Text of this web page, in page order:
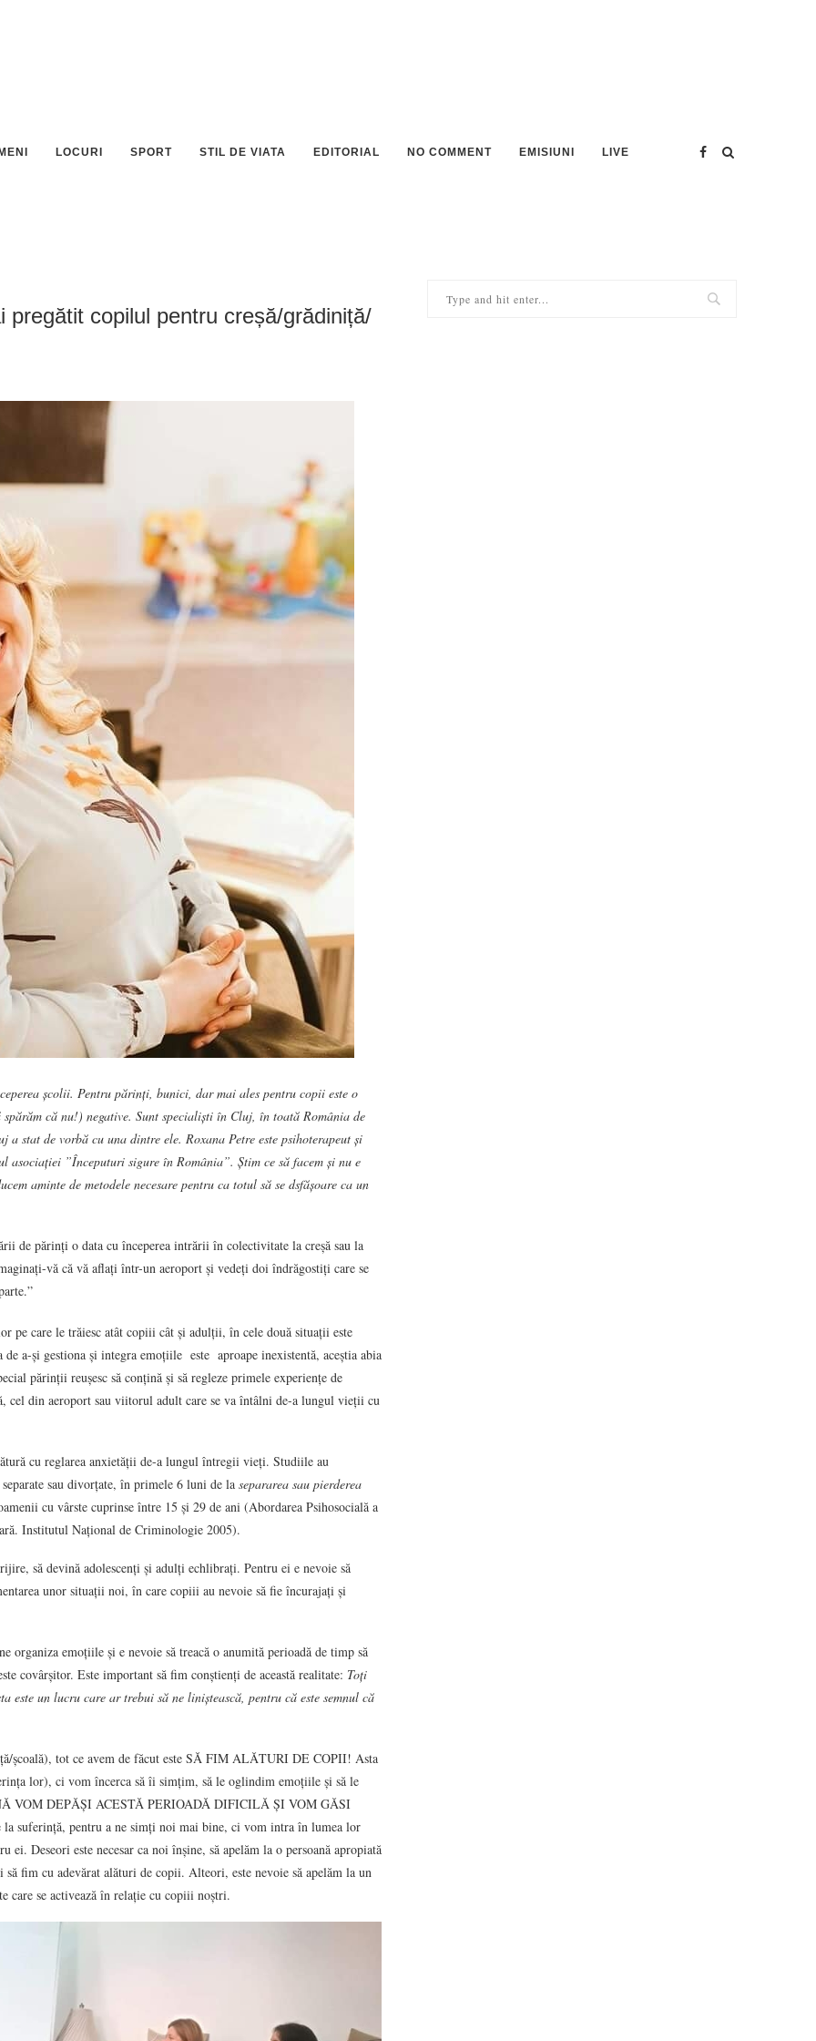
LOCURI SPORT STIL DE VIATA EDITORIAL NO COMMENT EMISIUNI LIVE
copilul pentru creșă/grădiniță/
școlii. Pentru părinți, bunici, dar mai ales pentru copii este o
spărăm că nu!) negative. Sunt specialiști în Cluj, în toată România de
stat de vorbă cu una dintre ele. Roxana Petre este psihoterapeut și
”Începuturi sigure în România”. Știm ce să facem și nu e
aminte de metodele necesare pentru ca totul să se dsfășoare ca un
de părinți o data cu începerea intrării în colectivitate la creșă sau la
vă că vă aflați într-un aeroport și vedeți doi îndrăgostiți care se
pe care le trăiesc atât copiii cât și adulții, în cele două situații este
a-și gestiona și integra emoțiile este aproape inexistentă, aceștia abia
părinții reușesc să conțină și să regleze primele experiențe de
cel din aeroport sau viitorul adult care se va întâlni de-a lungul vieții cu
cu reglarea anxietății de-a lungul întregii vieți. Studiile au
sau divorțate, în primele 6 luni de la separarea sau pierderea
cu vârste cuprinse între 15 și 29 de ani (Abordarea Psihosocială a
Institutul Național de Criminologie 2005).
să devină adolescenți și adulți echlibrați. Pentru ei e nevoie să
unor situații noi, în care copiii au nevoie să fie încurajați și
organiza emoțiile și e nevoie să treacă o anumită perioadă de timp să
covârșitor. Este important să fim conștienți de această realitate: Toți
este un lucru care ar trebui să ne liniștească, pentru că este semnul că
școală), tot ce avem de făcut este SĂ FIM ALĂTURI DE COPII! Asta
lor), ci vom încerca să îi simțim, să le oglindim emoțiile și să le
VOM DEPĂȘI ACESTĂ PERIOADĂ DIFICILĂ ȘI VOM GĂSI
suferință, pentru a ne simți noi mai bine, ci vom intra în lumea lor
Deseori este necesar ca noi înșine, să apelăm la o persoană apropiată
fim cu adevărat alături de copii. Alteori, este nevoie să apelăm la un
care se activează în relație cu copiii noștri.